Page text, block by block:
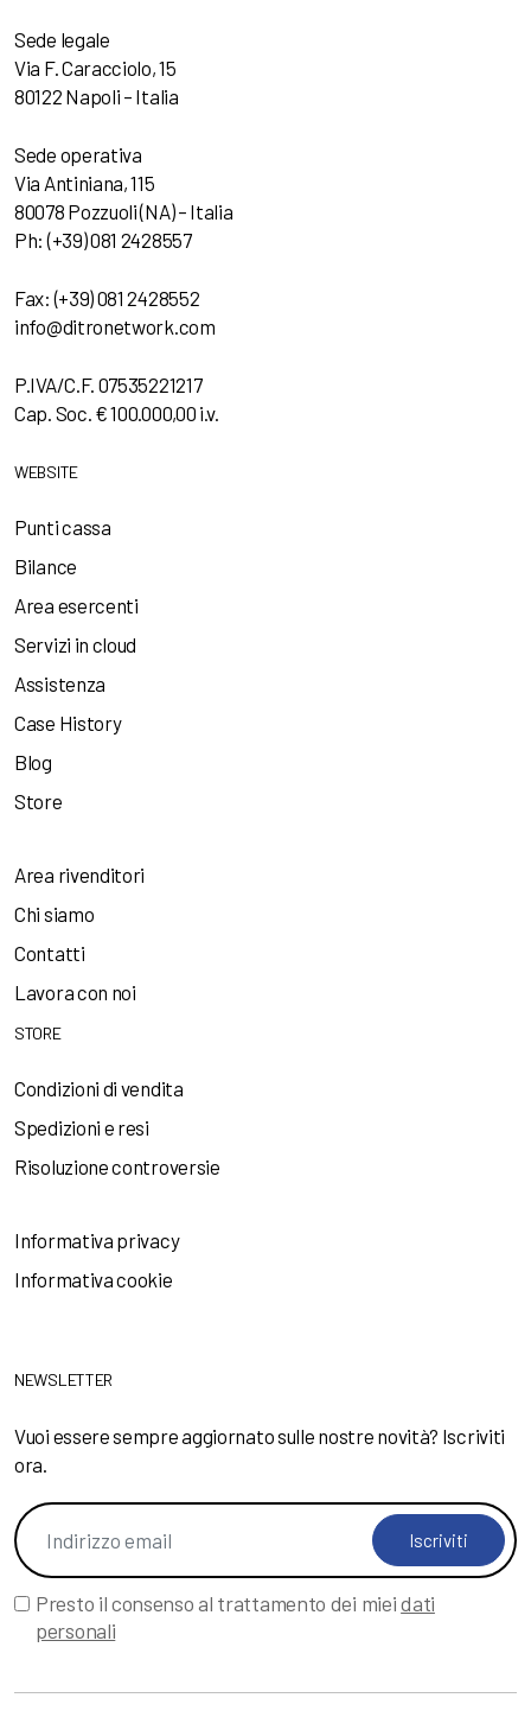
Sede legale
Via F. Caracciolo, 15
80122 Napoli – Italia
Sede operativa
Via Antiniana, 115
80078 Pozzuoli (NA) – Italia
Ph: (+39) 081 2428557
Fax: (+39) 081 2428552
info@ditronetwork.com
P.IVA/C.F. 07535221217
Cap. Soc. € 100.000,00 i.v.
WEBSITE
Punti cassa
Bilance
Area esercenti
Servizi in cloud
Assistenza
Case History
Blog
Store
Area rivenditori
Chi siamo
Contatti
Lavora con noi
STORE
Condizioni di vendita
Spedizioni e resi
Risoluzione controversie
Informativa privacy
Informativa cookie
NEWSLETTER
Vuoi essere sempre aggiornato sulle nostre novità? Iscriviti
ora.
Iscriviti
Presto il consenso al trattamento dei mieidati
personali